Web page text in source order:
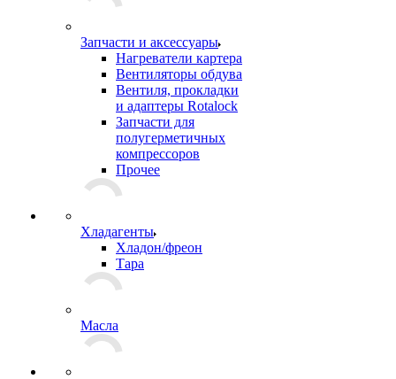
Запчасти и аксессуары
Нагреватели картера
Вентиляторы обдува
Вентиля, прокладки
и адаптеры Rotalock
Запчасти для
полугерметичных
компрессоров
Прочее
Хладагенты
Хладон/фреон
Тара
Масла